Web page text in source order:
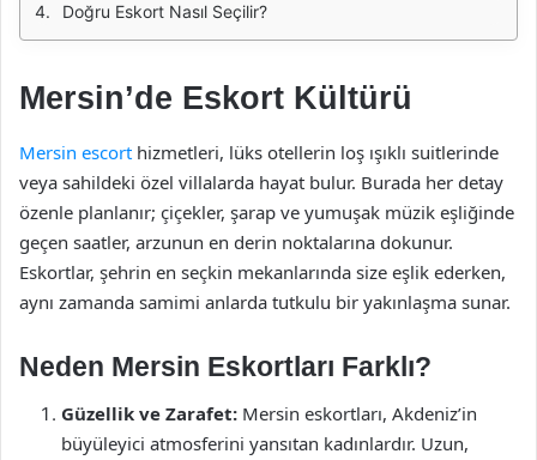
Doğru Eskort Nasıl Seçilir?
Mersin’de Eskort Kültürü
Mersin escort hizmetleri, lüks otellerin loş ışıklı suitlerinde
veya sahildeki özel villalarda hayat bulur. Burada her detay
özenle planlanır; çiçekler, şarap ve yumuşak müzik eşliğinde
geçen saatler, arzunun en derin noktalarına dokunur.
Eskortlar, şehrin en seçkin mekanlarında size eşlik ederken,
aynı zamanda samimi anlarda tutkulu bir yakınlaşma sunar.
Neden Mersin Eskortları Farklı?
Güzellik ve Zarafet: Mersin eskortları, Akdeniz’in
büyüleyici atmosferini yansıtan kadınlardır. Uzun,